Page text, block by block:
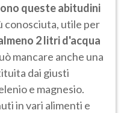
queste abitudini
conosciuta, utile per
2 litri d'acqua
mancare anche una
dai giusti
e magnesio.
in vari alimenti e